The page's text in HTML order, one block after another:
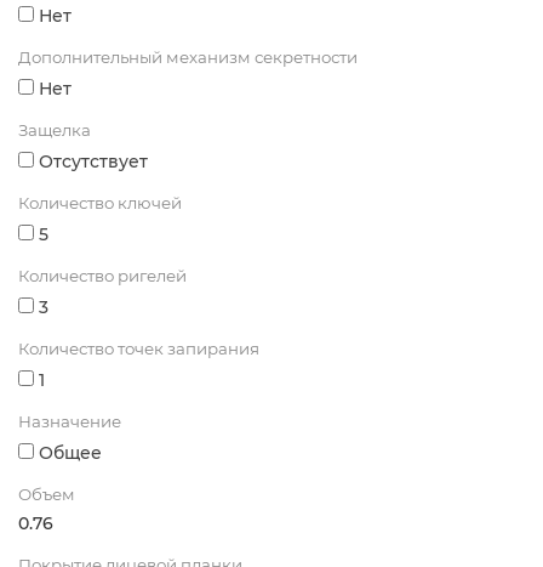
Нет
Дополнительный механизм секретности
Нет
Защелка
Отсутствует
Количество ключей
5
Количество ригелей
3
Количество точек запирания
1
Назначение
Общее
Объем
0.76